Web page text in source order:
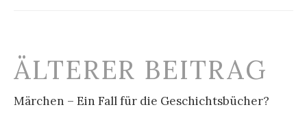
Beitrags-
ÄLTERER BEITRAG
Märchen – Ein Fall für die Geschichtsbücher?